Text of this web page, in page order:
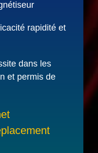
rapidité et
dans les
et permis de